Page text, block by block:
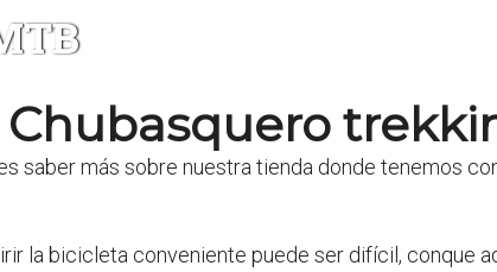
Chubasquero
saber más sobre nuestra tienda donde tenemos
la bicicleta conveniente puede ser difícil, conque